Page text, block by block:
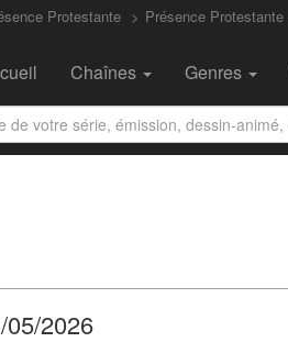
Protestante Présence
Chaînes Genres
05/2026